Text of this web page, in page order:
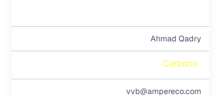
Ahmad Qadry
Carbono
vvb@ampereco.com